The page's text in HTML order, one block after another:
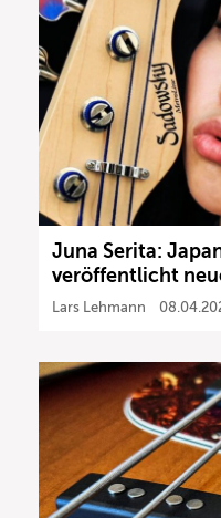
Juna Serita:
veröffentlicht
Lars Lehmann